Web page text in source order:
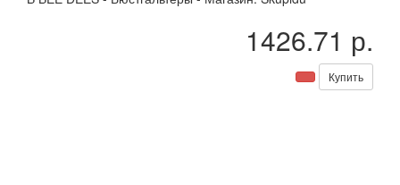
1426.71 р.
Купить